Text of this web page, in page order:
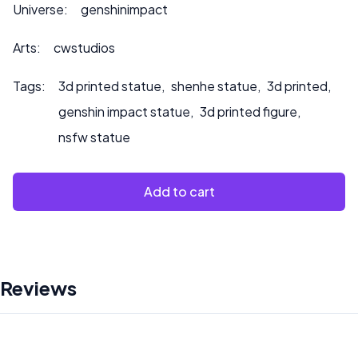
per richieste di personalizzazione o se desiderate che
dipingiamo il prodotto.
Universe: genshinimpact
Arts: cwstudios
Tags: 3d printed statue, shenhe statue, 3d printed,
genshin impact statue, 3d printed figure,
nsfw statue
Add to cart
Reviews